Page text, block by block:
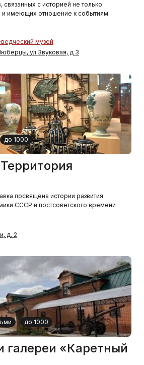
с историей не только
имеющих отношение к событиям
музей
ул Звуковая, д 3
до 1000
посвящена истории развития
СССР и постсоветского времени
д. 2
до 1000
галереи «Каретный